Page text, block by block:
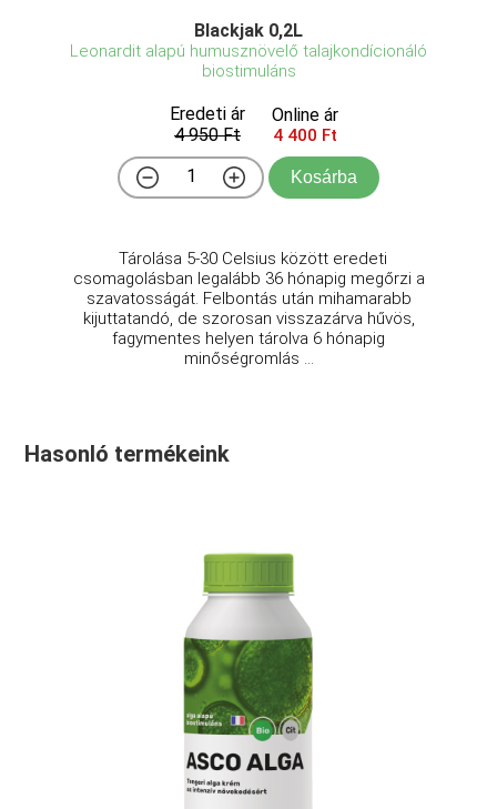
Blackjak 0,2L
Leonardit alapú humusznövelő talajkondícionáló
biostimuláns
Eredeti ár
4 950 Ft
Online ár
4 400 Ft
Kosárba
Tárolása 5-30 Celsius között eredeti
csomagolásban legalább 36 hónapig megőrzi a
szavatosságát. Felbontás után mihamarabb
kijuttatandó, de szorosan visszazárva hűvös,
fagymentes helyen tárolva 6 hónapig
minőségromlás ...
Hasonló termékeink